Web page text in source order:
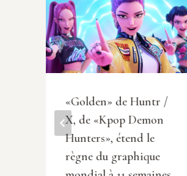
«Golden» de Huntr /
X, de «Kpop Demon
Hunters», étend le
règne du graphique